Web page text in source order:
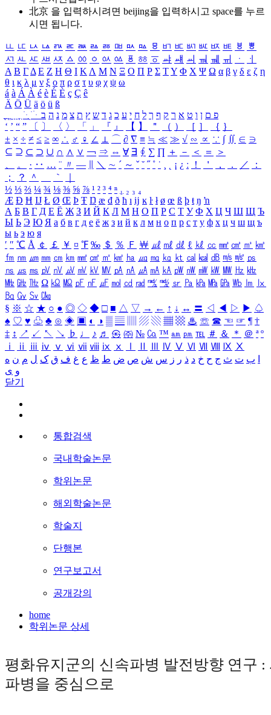
北京 을 입력하시려면 beijing을 입력하시고 space를 누르
시면 됩니다.
ㅥ ㅦ ㅧ ㅨ ㅩ ㅪ ㅫ ㅬ ㅭ ㅮ ㅯ ㅰ ㅱ ㅲ ㅳ ㅴ ㅵ ㅶ ㅷ ㅸ
ㅹ
ㅺ ㅻ ㅼ ㅽ ㅾ ㅿ ㆀ ㆁ ㆂ ㆃ ㆄ ㆅ ㆆ ㆇ ㆈ ㆉ ㆊ ㆋ ㆌ ㆍ
ㆎ
Α Β ΓΔ Ε Ζ Η Θ Ι ΚΛ Μ Ν Ξ Ο Π Ρ Σ ΤΥ Φ Χ Ψ Ω α β γ δ ε ζ η
θ ι κ λ μ ν ξ ο π ρ σ τ υ φ χ ψ ω
á à Á À é è É È ç Ç ê
Ä Ö Ü ä ö ü ß
ִֶֹ ֻּ ׁׂ פ ם ן ו ט א ר ק ף ך ל ח י ע כ ג ד ש ץ ת צ מ נ ה ב
‘ ’ “ ” 〔 〕 〈 〉 「 」 『 』 【 】 ＂ （ ） ［ ］ ｛ ｝
± × ÷ ≠ ≤ ≥ ∞ ∴ ♂ ♀ ∠ ⊥ ⌒ ∂ ∇ ≡ ≒ ≪ ≫ √ ∽ ∝ ∵ ∫ ∬ ∈ ∋
⊆ ⊇ ⊂ ⊃ ∪ ∩ ∧ ∨ ￢ ⇒ ⇔ ∀ ∃ ∮ ∑ ∏ ＋ － ＜ ＝
＞
、
。 · ‥ … ¨ 〃 ― ＼ ∼ ´ ～ ˇ ˘ ˝ ˚ ˙ ¸ ¡ ¿ ː ！ ＇ ， ． ／
：
；
？ ＾ ｀
½ ⅓ ⅔ ¼ ¾ ⅛ ⅜ ⅝ ⅞ ¹ ² ³ ⁴ ⁿ ₁ ₂ ₃ ₄
Æ Ð Ħ Ĳ Ł Ø Œ Þ Ŧ Ŋ æ đ ð ħ ı ĳ ĸ ŀ ł ø œ ß þ ŧ ŋ ŉ
А Б В Г Д Е Ё Ж З И Й К Л М Н О П Р С Т У Ф Х Ц Ч Ш Щ Ъ
Ы Ь Э Ю Я а б в г д е ё ж з и й к л м н о п р с т у ф х ц ч ш щ ъ
ы ь э ю я
′ ″ ℃ Å ￠ ￡ ￥ ¤ ℉ ‰ ＄ ％ Ｆ ￦ ㎕ ㎖ ㎗ ℓ ㎘ ㏄ ㎣ ㎤ ㎥ ㎦
㎙ ㎚ ㎛ ㎜ ㎝ ㎞ ㎟ ㎠ ㎡ ㎢ ㏊ ㎍ ㎎ ㎏ ㏏ ㎈ ㎉ ㏈ ㎧ ㎨ ㎰
㎱ ㎲ ㎳ ㎴ ㎵ ㎶ ㎷ ㎸ ㎹ ㎀ ㎁ ㎂ ㎃ ㎄ ㎺ ㎻ ㎽ ㎾ ㎿ ㎐ ㎑
㎒ ㎓ ㎔ Ω ㏀ ㏁ ㎊ ㎋ ㎌ ㏖ ㏅ ㎭ ㎮ ㎯ ㏛ ㎩ ㎪ ㎫ ㎬ ㏝ ㏐
㏓
㏃ ㏉ ㏜ ㏆
§ ※ ☆ ★ ○ ● ◎ ◇ ◆ □ ■ △ ▽ → ← ↑ ↓ ↔ 〓 ◁ ◀ ▷ ▶ ♤
♠ ♡ ♥ ♧ ♣ ⊙ ◈ ▣ ◐ ◑ ▒ ▤ ▨ ▧ ▦ ▩ ♨ ☏ ☎ ☜ ☞ ¶ †
‡ ↕ ↗ ↙ ↖ ↘ ♭ ♩ ♪ ♬ ㉿ ㈜ № ㏇ ™ ㏂ ㏘ ℡ ＃ ＆ ＊ ＠ ª º
ⅰ
ⅱ ⅲ ⅳ ⅴ ⅵ ⅶ ⅷ ⅸ ⅹ Ⅳ Ⅴ Ⅵ Ⅶ Ⅷ Ⅸ Ⅹ
ب ت ث ج ح خ د ذ ر ز س ش ص ض ط ظ ع غ ف ق ک ل م ن ه
و ی
닫기
통합검색
국내학술논문
학위논문
해외학술논문
학술지
단행본
연구보고서
공개강의
home
학위논문 상세
평화유지군의 신속파병 발전방향 연구
파병을 중심으로